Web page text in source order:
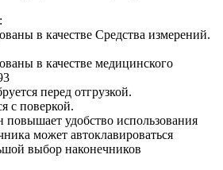
в качестве Средства измерений.
в качестве медицинского
перед отгрузкой.
с поверкой.
удобство использования
может автоклавироваться
выбор наконечников